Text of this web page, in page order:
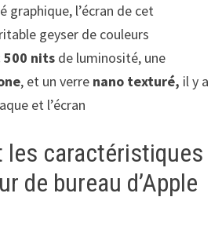
graphique, l’écran de cet
geyser de couleurs
500 nitsde luminosité, une
, et un verre nano texturé, il y a
et l’écran
les caractéristiques
de bureau d’Apple